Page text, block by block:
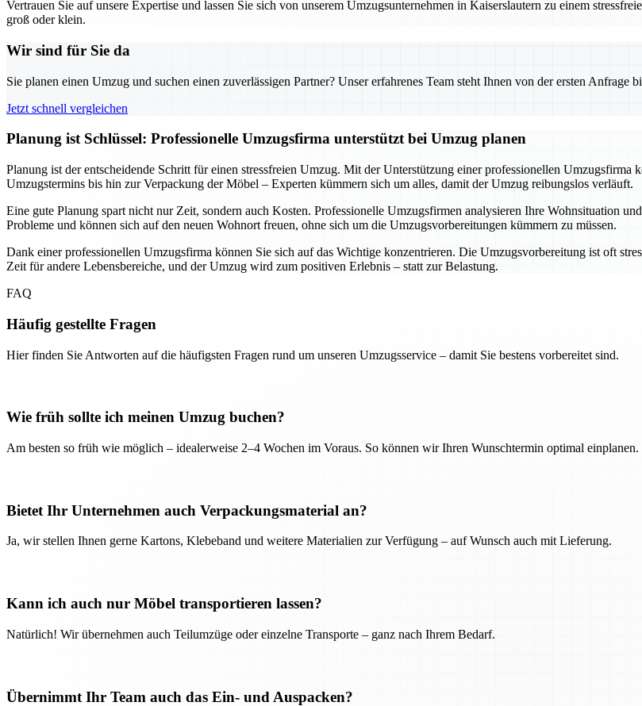
Vertrauen Sie auf unsere Expertise und lassen Sie sich von unserem Umzugsunternehmen in Kaiserslautern zu einem
groß oder klein.
Wir sind für Sie da
Sie planen einen Umzug und suchen einen zuverlässigen Partner? Unser erfahrenes Team steht Ihnen von der ersten
Jetzt schnell vergleichen
Planung ist Schlüssel: Professionelle Umzugsfirma unterstützt bei Umzug planen
Planung ist der entscheidende Schritt für einen stressfreien Umzug. Mit der Unterstützung einer professionellen
Umzugstermins bis hin zur Verpackung der Möbel – Experten kümmern sich um alles, damit der Umzug reibungslos verläuft.
Eine gute Planung spart nicht nur Zeit, sondern auch Kosten. Professionelle Umzugsfirmen analysieren Ihre Wohnsituation
Probleme und können sich auf den neuen Wohnort freuen, ohne sich um die Umzugsvorbereitungen kümmern zu müssen.
Dank einer professionellen Umzugsfirma können Sie sich auf das Wichtige konzentrieren. Die Umzugsvorbereitung ist oft
Zeit für andere Lebensbereiche, und der Umzug wird zum positiven Erlebnis – statt zur Belastung.
FAQ
Häufig gestellte Fragen
Hier finden Sie Antworten auf die häufigsten Fragen rund um unseren Umzugsservice – damit Sie bestens vorbereitet sind.
Wie früh sollte ich meinen Umzug buchen?
Am besten so früh wie möglich – idealerweise 2–4 Wochen im Voraus. So können wir Ihren Wunschtermin optimal einplanen.
Bietet Ihr Unternehmen auch Verpackungsmaterial an?
Ja, wir stellen Ihnen gerne Kartons, Klebeband und weitere Materialien zur Verfügung – auf Wunsch auch mit Lieferung.
Kann ich auch nur Möbel transportieren lassen?
Natürlich! Wir übernehmen auch Teilumzüge oder einzelne Transporte – ganz nach Ihrem Bedarf.
Übernimmt Ihr Team auch das Ein- und Auspacken?